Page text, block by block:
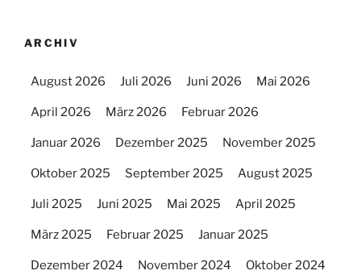
ARCHIV
August 2026 Juli 2026 Juni 2026 Mai 2026
April 2026 März 2026 Februar 2026
Januar 2026 Dezember 2025 November 2025
Oktober 2025 September 2025 August 2025
Juli 2025 Juni 2025 Mai 2025 April 2025
März 2025 Februar 2025 Januar 2025
Dezember 2024 November 2024 Oktober 2024